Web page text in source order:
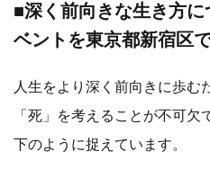
■深く前向きな生き方
ベントを東京都新宿区
人生をより深く前向きに歩む
「死」を考えることが不可
下のように捉えています。